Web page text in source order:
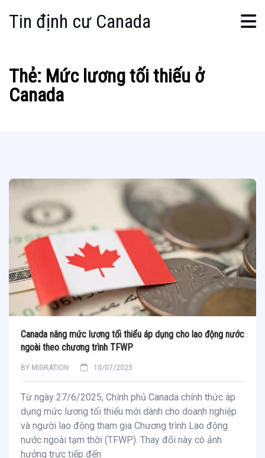
Tin định cư Canada
Thẻ: Mức lương tối thiếu ở
Canada
Canada nâng mức lương tối thiểu áp dụng cho lao động nước
ngoài theo chương trình TFWP
BY MIGRATION 10/07/2025
Từ ngày 27/6/2025, Chính phủ Canada chính thức áp
dụng mức lương tối thiểu mới dành cho doanh nghiệp
và người lao động tham gia Chương trình Lao động
nước ngoài tạm thời (TFWP). Thay đổi này có ảnh
hưởng trực tiếp đến